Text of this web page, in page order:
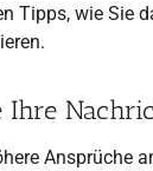
Tipps, wie Sie
Ihre
Ansprüche